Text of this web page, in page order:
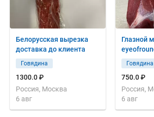
Белорусская вырезка
доставка до клиента
Говядина
1300.0 ₽
Россия, Москва
6 авг
Глазной
Говядина
750.0 ₽
Россия,
6 авг